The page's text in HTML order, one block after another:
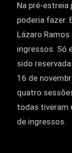
Na pré-estreia
poderia fazer.
Lázaro
ingressos. Só
sido
16 de
quatro
todas tiveram
de ingressos.